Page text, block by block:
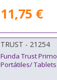
11,75 €
TRUST - 21254
Funda Trust
Portátiles/